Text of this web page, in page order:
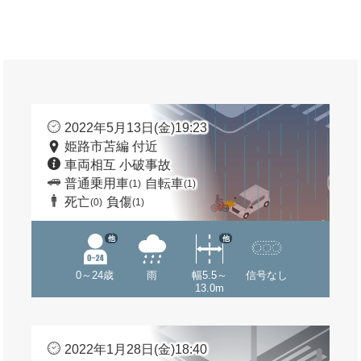
2022年5月13日(金)19:23
姫路市苫編 付近
車両相互 小破事故
普通乗用車(1) 自転車(1)
死亡(0) 負傷(1)
0～24歳
他
雨
幅5.5～
13.0m
他
信号なし
2022年1月28日(金)18:40